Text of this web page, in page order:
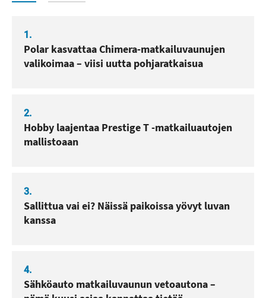
1.
Polar kasvattaa Chimera-matkailuvaunujen
valikoimaa – viisi uutta pohjaratkaisua
2.
Hobby laajentaa Prestige T -matkailuautojen
mallistoaan
3.
Sallittua vai ei? Näissä paikoissa yövyt luvan
kanssa
4.
Sähköauto matkailuvaunun vetoautona –